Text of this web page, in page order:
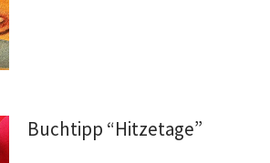
Buchtipp “Hitzetage”